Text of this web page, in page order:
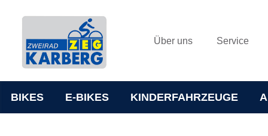
Über uns Service
BIKES E-BIKES KINDERFAHRZEUGE